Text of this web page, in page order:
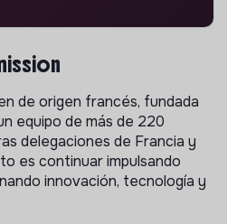
de origen francés, fundada
equipo de más de 220
delegaciones de Francia y
es continuar impulsando
innovación, tecnología y